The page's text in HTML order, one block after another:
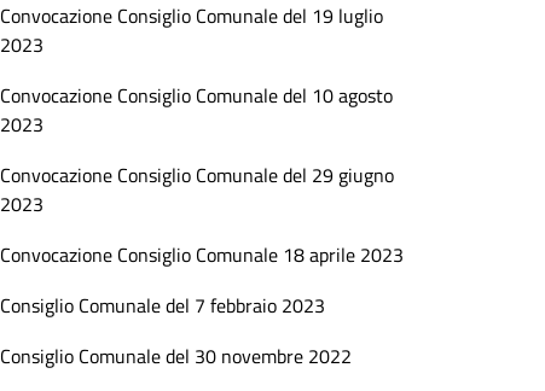
Convocazione Consiglio Comunale del 19 luglio
2023
Convocazione Consiglio Comunale del 10 agosto
2023
Convocazione Consiglio Comunale del 29 giugno
2023
Convocazione Consiglio Comunale 18 aprile 2023
Consiglio Comunale del 7 febbraio 2023
Consiglio Comunale del 30 novembre 2022